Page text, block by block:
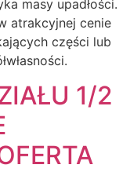
masy upadłości.
atrakcyjnej cenie
części lub
1/2